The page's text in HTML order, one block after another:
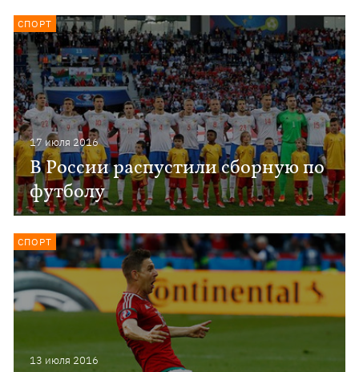
17 июля 2016
В России распустили сборную по
футболу
СПОРТ
13 июля 2016
СПОРТ